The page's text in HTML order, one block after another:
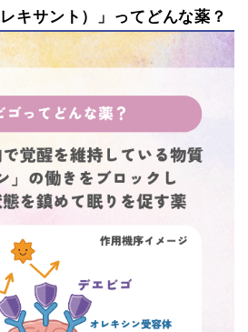
キサント）」ってどんな薬？